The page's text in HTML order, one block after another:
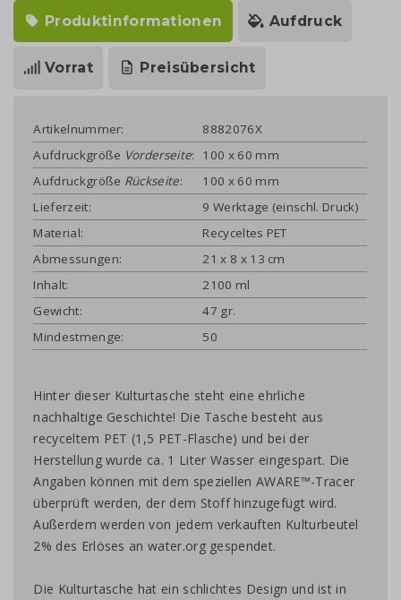
Produktinformationen Aufdruck
Vorrat Preisübersicht
Artikelnummer:
8882076X
Aufdruckgröße Vorderseite:
100 x 60 mm
Aufdruckgröße Rückseite:
100 x 60 mm
Lieferzeit:
9 Werktage (einschl. Druck)
Material:
Recyceltes PET
Abmessungen:
21 x 8 x 13 cm
Inhalt:
2100 ml
Gewicht:
47 gr.
Mindestmenge:
50
Hinter dieser Kulturtasche steht eine ehrliche
nachhaltige Geschichte! Die Tasche besteht aus
recyceltem PET (1,5 PET-Flasche) und bei der
Herstellung wurde ca. 1 Liter Wasser eingespart. Die
Angaben können mit dem speziellen AWARE™-Tracer
überprüft werden, der dem Stoff hinzugefügt wird.
Außerdem werden von jedem verkauften Kulturbeutel
2% des Erlöses an water.org gespendet.
Die Kulturtasche hat ein schlichtes Design und ist in